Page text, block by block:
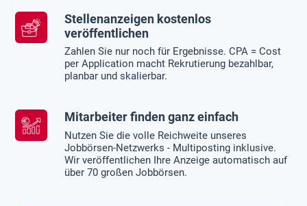
Stellenanzeigen kostenlos
veröffentlichen
Zahlen Sie nur noch für Ergebnisse. CPA = Cost
per Application macht Rekrutierung bezahlbar,
planbar und skalierbar.
Mitarbeiter finden ganz einfach
Nutzen Sie die volle Reichweite unseres
Jobbörsen-Netzwerks - Multiposting inklusive.
Wir veröffentlichen Ihre Anzeige automatisch auf
über 70 großen Jobbörsen.